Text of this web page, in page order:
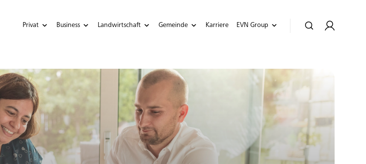
Privat Business Landwirtschaft Gemeinde Karriere EVN Group